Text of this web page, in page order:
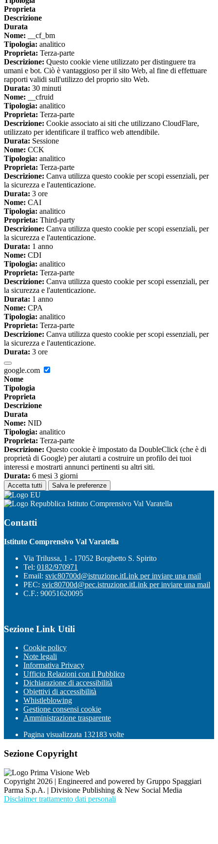
Proprieta
Descrizione
Durata
Nome: __cf_bm
Tipologia: analitico
Proprieta: Terza-parte
Descrizione: Questo cookie viene utilizzato per distinguere tra
umani e bot. Ciò è vantaggioso per il sito Web, al fine di effettuare
rapporti validi sull'utilizzo del proprio sito Web.
Durata: 30 minuti
Nome: __cfruid
Tipologia: analitico
Proprieta: Terza-parte
Descrizione: Cookie associato ai siti che utilizzano CloudFlare,
utilizzato per identificare il traffico web attendibile.
Durata: Sessione
Nome: CCK
Tipologia: analitico
Proprieta: Terza-parte
Descrizione: Canva utilizza questo cookie per scopi essenziali, per
la sicurezza e l'autenticazione.
Durata: 3 ore
Nome: CAI
Tipologia: analitico
Proprieta: Third-party
Descrizione: Canva utilizza questo cookie per scopi essenziali, per
la sicurezza e l'autenticazione.
Durata: 1 anno
Nome: CDI
Tipologia: analitico
Proprieta: Terza-parte
Descrizione: Canva utilizza questo cookie per scopi essenziali, per
la sicurezza e l'autenticazione.
Durata: 1 anno
Nome: CPA
Tipologia: analitico
Proprieta: Terza-parte
Descrizione: Canva utilizza questo cookie per scopi essenziali, per
la sicurezza e l'autenticazione.
Durata: 3 ore
google.com
Nome
Tipologia
Proprieta
Descrizione
Durata
Nome: NID
Tipologia: analitico
Proprieta: Terza-parte
Descrizione: Questo cookie è impostato da DoubleClick (che è di
proprietà di Google) per aiutarti a costruire un profilo dei tuoi
interessi e mostrarti annunci pertinenti su altri siti.
Durata: 6 mesi 3 giorni
Accetta tutti Salva le preferenze
Istituto Comprensivo Val Varatella
Contatti
Istituto Comprensivo Val Varatella
Via Trilussa, 1 - 17052 Borghetto S. Spirito
Tel: 0182/970971
Email: svic80700d@istruzione.itLink per inviare una mail
PEC: svic80700d@pec.istruzione.itLink per inviare una mail
C.F.: 90051620095
Sezione Link Utili
Cookie policy
Note legali
Informativa Privacy
Ufficio Relazioni con il Pubblico
Dichiarazione di accessibilità
Obiettivi di accessibilità
Whistleblowing
Gestione consensi cookie
Amministrazione trasparente
Pagina visualizzata 132183 volte
Sezione Copyright
Copyright 2026 | Engineered and powered by Gruppo Spaggiari
Parma S.p.A. | Divisione Publishing & New Social Media
Disclaimer trattamento dati personali